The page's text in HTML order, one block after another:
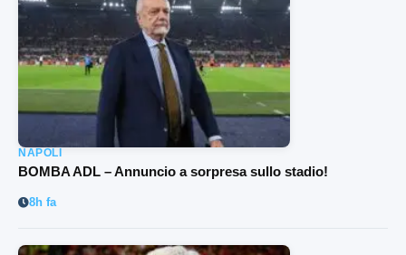
NAPOLI
BOMBA ADL – Annuncio a sorpresa sullo stadio!
8h fa